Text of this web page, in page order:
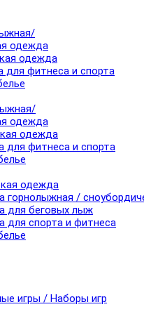
одежда
одежда
для фитнеса и спорта
одежда
одежда
для фитнеса и спорта
одежда
горнолыжная /
для беговых лыж
для спорта и фитнеса
игры / Наборы игр